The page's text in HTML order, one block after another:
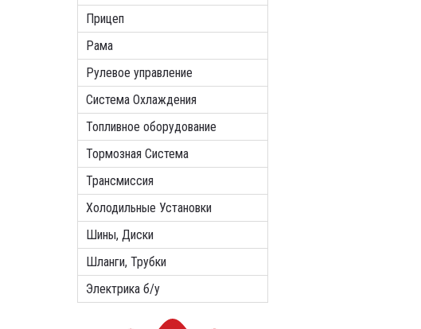
Прицеп
Рама
Рулевое управление
Система Охлаждения
Топливное оборудование
Тормозная Система
Трансмиссия
Холодильные Установки
Шины, Диски
Шланги, Трубки
Электрика б/у